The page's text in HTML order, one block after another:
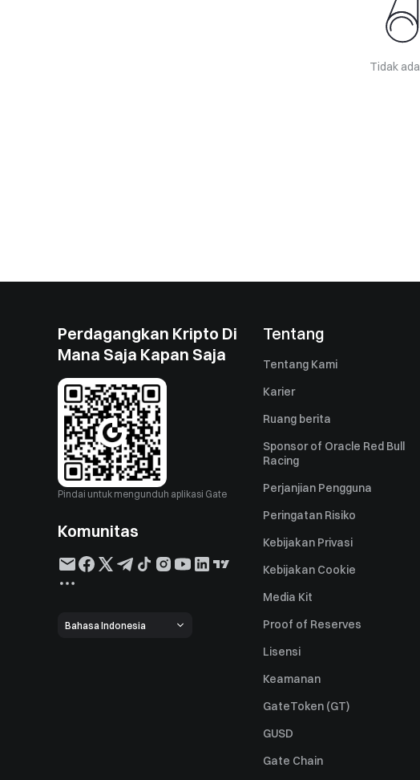
Tidak
Perdagangkan Kripto Di
Mana Saja Kapan Saja
Pindai untuk mengunduh aplikasi Gate
Komunitas
Bahasa Indonesia
Tentang
Tentang Kami
Karier
Ruang berita
Sponsor of Oracle Red Bull
Racing
Perjanjian Pengguna
Peringatan Risiko
Kebijakan Privasi
Kebijakan Cookie
Media Kit
Proof of Reserves
Lisensi
Keamanan
GateToken (GT)
GUSD
Gate Chain